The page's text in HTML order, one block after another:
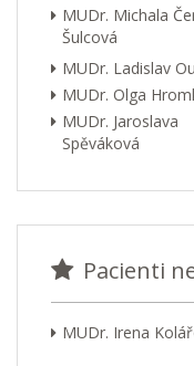
MUDr. Michala
Šulcová
MUDr. Ladislav
MUDr. Olga
MUDr. Jaroslava
Spěváková
Pacienti
MUDr. Irena